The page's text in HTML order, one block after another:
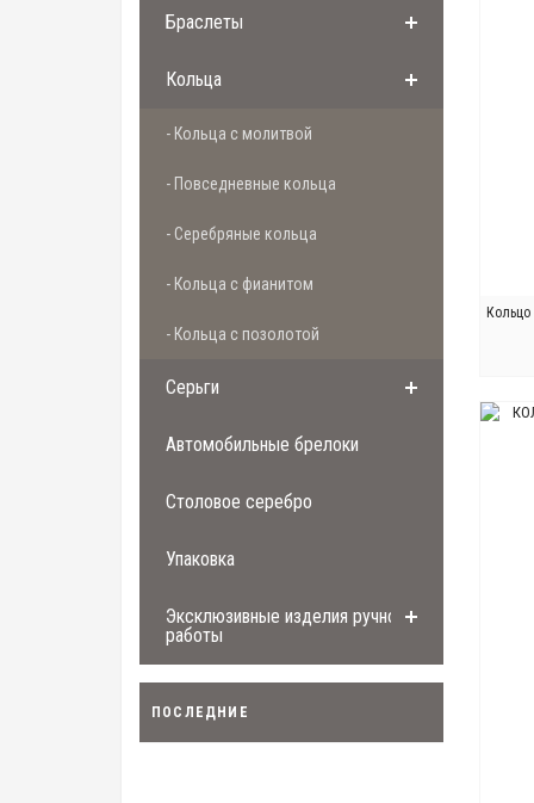
Браслеты
Кольца
- Кольца с молитвой
- Повседневные кольца
- Серебряные кольца
- Кольца с фианитом
- Кольца с позолотой
Серьги
Автомобильные брелоки
Столовое серебро
Упаковка
Эксклюзивные изделия ручной
работы
ПОСЛЕДНИЕ